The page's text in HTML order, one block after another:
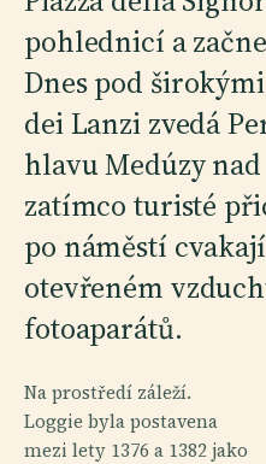
pohlednicí a
Dnes pod
dei Lanzi zvedá
hlavu Medúzy
zatímco turisté
po náměstí
otevřeném
fotoaparátů.
Na prostředí záleží.
Loggie byla postavena
mezi lety 1376 a 1382 jako